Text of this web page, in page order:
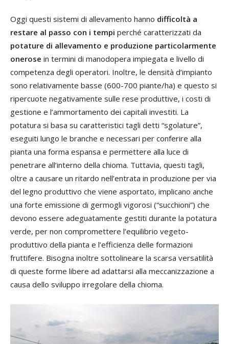
Oggi questi sistemi di allevamento hanno difficoltà a
restare al passo con i tempi perché caratterizzati da
potature di allevamento e produzione particolarmente
onerose in termini di manodopera impiegata e livello di
competenza degli operatori. Inoltre, le densità d’impianto
sono relativamente basse (600-700 piante/ha) e questo si
ripercuote negativamente sulle rese produttive, i costi di
gestione e l’ammortamento dei capitali investiti. La
potatura si basa su caratteristici tagli detti “sgolature”,
eseguiti lungo le branche e necessari per conferire alla
pianta una forma espansa e permettere alla luce di
penetrare all’interno della chioma. Tuttavia, questi tagli,
oltre a causare un ritardo nell’entrata in produzione per via
del legno produttivo che viene asportato, implicano anche
una forte emissione di germogli vigorosi (“succhioni”) che
devono essere adeguatamente gestiti durante la potatura
verde, per non compromettere l’equilibrio vegeto-
produttivo della pianta e l’efficienza delle formazioni
fruttifere. Bisogna inoltre sottolineare la scarsa versatilità
di queste forme libere ad adattarsi alla meccanizzazione a
causa dello sviluppo irregolare della chioma.